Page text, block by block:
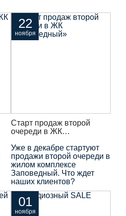
22
ноября
Старт продаж второй
очереди в ЖК
Уже в декабре стартуют
продажи второй очереди в
жилом комплексе
Заповедный. Что ждет
наших клиентов?
01
ноября